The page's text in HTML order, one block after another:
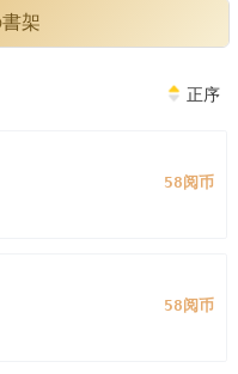
架
正序
58阅币
58阅币